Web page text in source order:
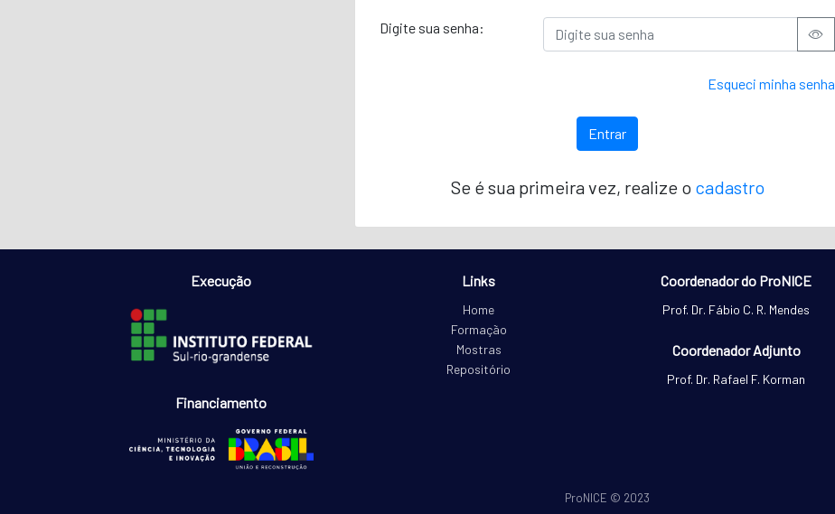
Digite sua senha:
Esqueci minha senha
Se é sua primeira vez, realize o cadastro
Execução
Financiamento
Links
Home
Formação
Mostras
Repositório
Coordenador do ProNICE
Prof. Dr. Fábio C. R. Mendes
Coordenador Adjunto
Prof. Dr. Rafael F. Korman
ProNICE © 2023